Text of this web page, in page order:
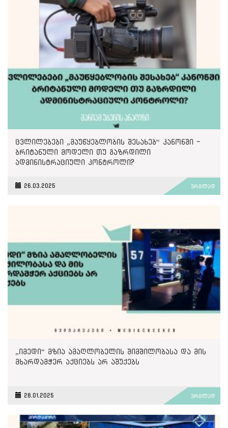
ცვლილებები „მაუწყებლობის შესახებ“ კანონში -
ბრიტანული მოდელი თუ გაზრდილი
ადმინისტრაციული კონტროლი?
26.03.2025 ვრცლად
„იმედი“ მზია ამაღლობელის შიმშილობასა და მის
მხარდამჭერ აქციებს არ აშუქებს
28.01.2025 ვრცლად